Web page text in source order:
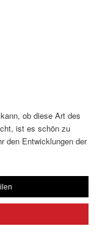
ob diese Art des
ist es schön zu
den Entwicklungen der